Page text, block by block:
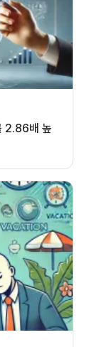
2.86배 높